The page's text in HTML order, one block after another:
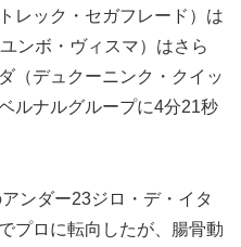
レック・セガフレード）は
ンボ・ヴィスマ）はさら
（デュクーニンク・クイッ
ルナルグループに4分21秒
ンダー23ジロ・デ・イタ
プロに転向したが、腸骨動